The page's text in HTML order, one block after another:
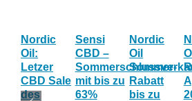
Nordic
Oil:
Letzer
CBD Sale
des
Sensi
CBD –
mit bis zu
63%
Nordic
Oil
Sommer-
Rabatt
bis zu